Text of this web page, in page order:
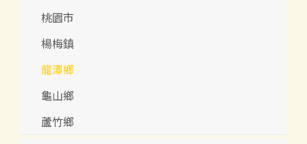
桃園市
楊梅鎮
龍潭鄉
龜山鄉
蘆竹鄉